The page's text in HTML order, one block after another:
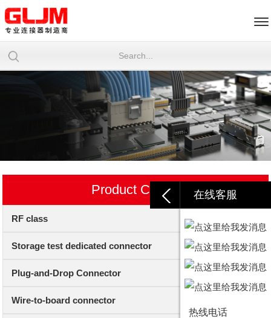
在线客服
热线电话
Product Center
RF class
Storage test dedicated connector
Plug-and-Drop Connector
Wire-to-board connector